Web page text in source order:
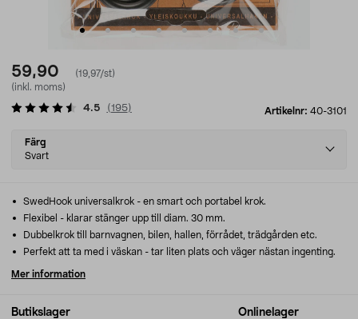
59,90
(19,97/st)
(inkl. moms)
Artikelnr: 40-3101
4.5 (195)
Select
variant
Färg
Svart
Butikslager Onlinelager
SwedHook universalkrok - en smart och portabel krok.
Flexibel - klarar stänger upp till diam. 30 mm.
Dubbelkrok till barnvagnen, bilen, hallen, förrådet, trädgården etc.
Perfekt att ta med i väskan - tar liten plats och väger nästan ingenting.
Mer information